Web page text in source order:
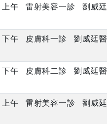
午 雷射美容一診 劉威
午 皮膚科一診 劉威廷
午 皮膚科二診 劉威廷
午 雷射美容一診 劉威